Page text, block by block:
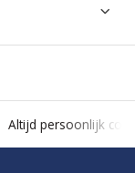
Altijd persoonlijk